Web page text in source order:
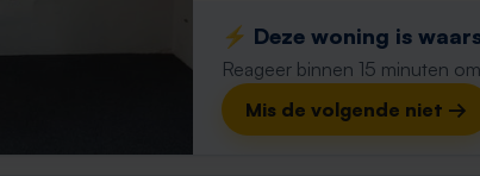
⚡️ Deze woning is
Reageer binnen 15 minuten
Mis de volgende niet →